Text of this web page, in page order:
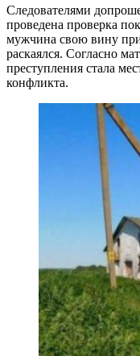
Следователями
проведена проверка
мужчина свою вину
раскаялся. Согласно
преступления стала
конфликта.